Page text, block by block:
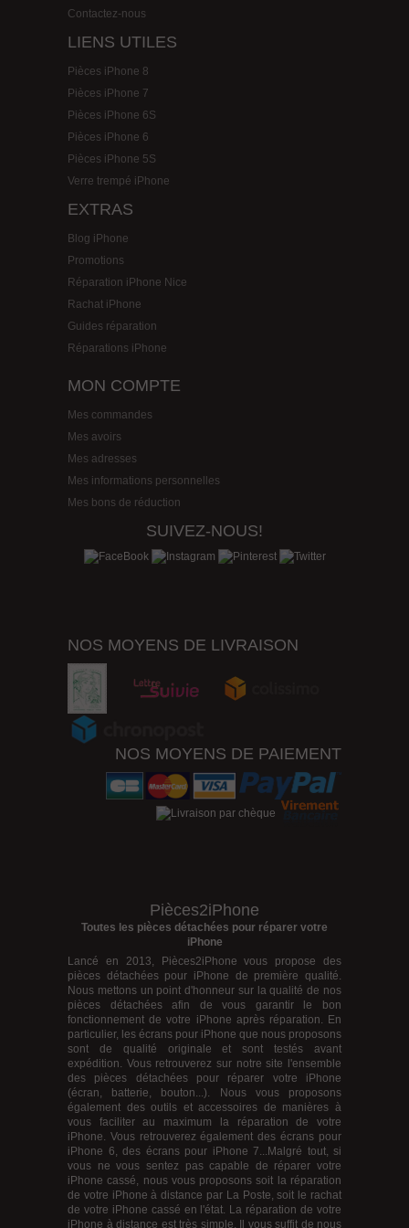
Contactez-nous
LIENS UTILES
Pièces iPhone 8
Pièces iPhone 7
Pièces iPhone 6S
Pièces iPhone 6
Pièces iPhone 5S
Verre trempé iPhone
EXTRAS
Blog iPhone
Promotions
Réparation iPhone Nice
Rachat iPhone
Guides réparation
Réparations iPhone
MON COMPTE
Mes commandes
Mes avoirs
Mes adresses
Mes informations personnelles
Mes bons de réduction
SUIVEZ-NOUS!
NOS MOYENS DE LIVRAISON
NOS MOYENS DE PAIEMENT
Pièces2iPhone
Toutes les pièces détachées pour réparer votre
iPhone
Lancé en 2013, Pièces2iPhone vous propose des
pièces détachées pour iPhone de première qualité.
Nous mettons un point d'honneur sur la qualité de nos
pièces détachées afin de vous garantir le bon
fonctionnement de votre iPhone après réparation. En
particulier, les écrans pour iPhone que nous proposons
sont de qualité originale et sont testés avant
expédition. Vous retrouverez sur notre site l'ensemble
des pièces détachées pour réparer votre iPhone
(écran, batterie, bouton...). Nous vous proposons
également des outils et accessoires de manières à
vous faciliter au maximum la réparation de votre
iPhone. Vous retrouverez également desécrans pour
iPhone 6, des écrans pour iPhone 7...Malgré tout, si
vous ne vous sentez pas capable de réparer votre
iPhone cassé, nous vous proposons soit la réparation
de votre iPhone à distance par La Poste, soit le rachat
de votre iPhone cassé en l'état. La réparation de votre
iPhone à distance est très simple. Il vous suffit de nous